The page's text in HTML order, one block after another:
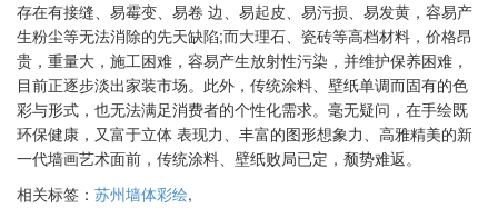
存在有接缝、易霉变、易卷 边、易起皮、易污损、易发黄，容易产
生粉尘等无法消除的先天缺陷;而大理石、瓷砖等高档材料，价格昂
贵，重量大，施工困难，容易产生放射性污染，并维护保养困难，
目前正逐步淡出家装市场。此外，传统涂料、壁纸单调而固有的色
彩与形式，也无法满足消费者的个性化需求。毫无疑问，在手绘既
环保健康，又富于立体 表现力、丰富的图形想象力、高雅精美的新
一代墙画艺术面前，传统涂料、壁纸败局已定，颓势难返。
相关标签： 苏州墙体彩绘,